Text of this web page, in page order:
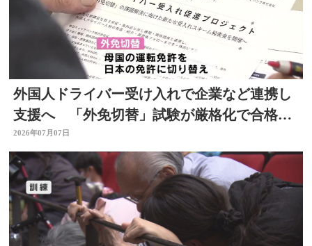
外国人ドライバー受け入れで企業など連携し
支援へ 「外免切替」試験が厳格化で合格率
低下 大分
2026年07月07日